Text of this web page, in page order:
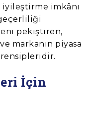
imkânı
pekiştiren,
markanın piyasa
İçin